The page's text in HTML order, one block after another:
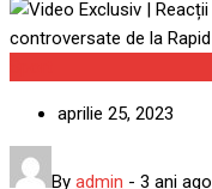
aprilie 25, 2023
By admin - 3 ani ago